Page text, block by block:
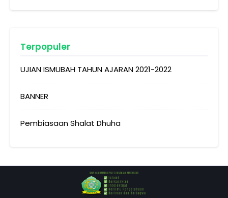
Terpopuler
UJIAN ISMUBAH TAHUN AJARAN 2021-2022
BANNER
Pembiasaan Shalat Dhuha